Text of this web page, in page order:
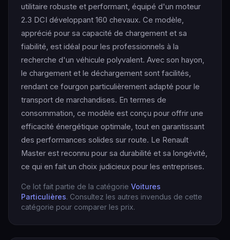
utilitaire robuste et performant, équipé d'un moteur
2.3 DCI développant 160 chevaux. Ce modèle,
apprécié pour sa capacité de chargement et sa
fiabilité, est idéal pour les professionnels à la
recherche d'un véhicule polyvalent. Avec son hayon,
le chargement et le déchargement sont facilités,
rendant ce fourgon particulièrement adapté pour le
transport de marchandises. En termes de
consommation, ce modèle est conçu pour offrir une
efficacité énergétique optimale, tout en garantissant
des performances solides sur route. Le Renault
Master est reconnu pour sa durabilité et sa longévité,
ce qui en fait un choix judicieux pour les entreprises.
Ce lot fait partie de la catégorie Voitures
Particulières. Consultez les autres invendus de cette
catégorie pour comparer les prix.